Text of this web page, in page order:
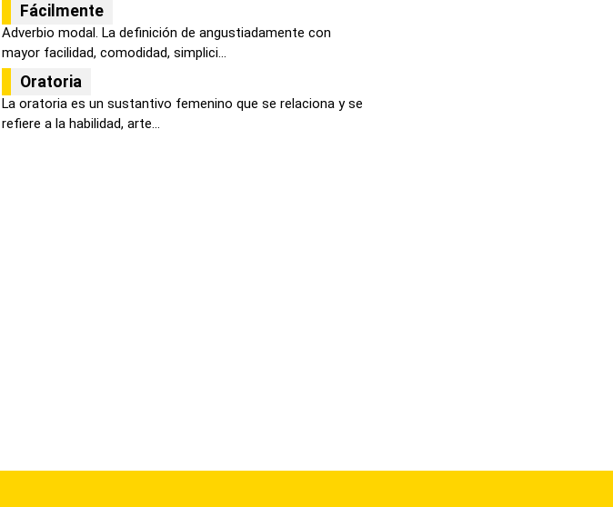
Fácilmente
Adverbio modal. La definición de angustiadamente con
mayor facilidad, comodidad, simplici...
Oratoria
La oratoria es un sustantivo femenino que se relaciona y se
refiere a la habilidad, arte...